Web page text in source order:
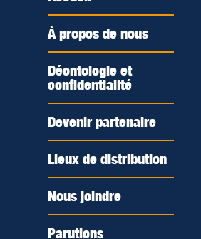
À propos de nous
Déontologie et
confidentialité
Devenir partenaire
Lieux de distribution
Nous joindre
Parutions